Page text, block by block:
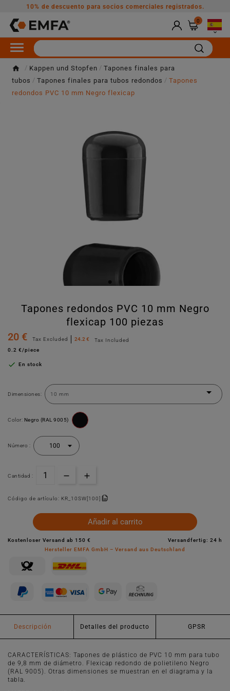
10% de descuento para socios comerciales registrados.
0

Kappen und Stopfen
Tapones finales para
tubos
Tapones finales para tubos redondos
Tapones
redondos PVC 10 mm Negro flexicap
Tapones redondos PVC 10 mm Negro
flexicap 100 piezas
20 €
Tax Excluded 24.2 €
Tax Included
0.2 €/piece
 En stock
Dimensiones:
Color: Negro (RAL 9005)
Número :
Cantidad :
Código de artículo: KR_10SW[100]
Añadir al carrito
Kostenloser Versand ab 150 €
Versandfertig: 24 h
Hersteller EMFA GmbH – Versand aus Deutschland
Descripción Detalles del producto GPSR
CARACTERÍSTICAS: Tapones de plástico de PVC 10 mm para tubo
de 9,8 mm de diámetro. Flexicap redondo de polietileno Negro
(RAL 9005). Otras dimensiones se muestran en el diagrama y la
tabla.